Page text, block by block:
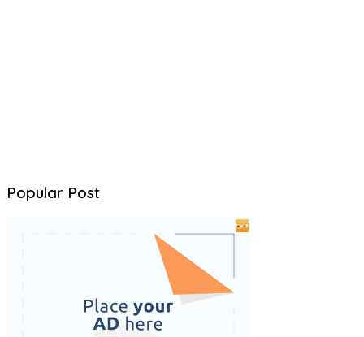
Popular Post